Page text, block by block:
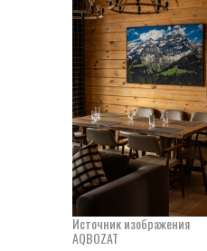
Источник изображения
AQBOZAT